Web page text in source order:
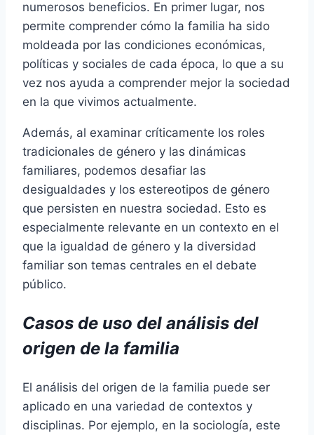
numerosos beneficios. En primer lugar, nos
permite comprender cómo la familia ha sido
moldeada por las condiciones económicas,
políticas y sociales de cada época, lo que a su
vez nos ayuda a comprender mejor la sociedad
en la que vivimos actualmente.
Además, al examinar críticamente los roles
tradicionales de género y las dinámicas
familiares, podemos desafiar las
desigualdades y los estereotipos de género
que persisten en nuestra sociedad. Esto es
especialmente relevante en un contexto en el
que la igualdad de género y la diversidad
familiar son temas centrales en el debate
público.
Casos de uso del análisis del
origen de la familia
El análisis del origen de la familia puede ser
aplicado en una variedad de contextos y
disciplinas. Por ejemplo, en la sociología, este